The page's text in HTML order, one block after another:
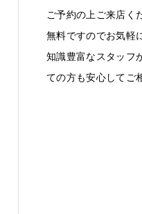
ご予約の上ご来店く
無料ですのでお気軽
知識豊富なスタッフ
ての方も安心してご